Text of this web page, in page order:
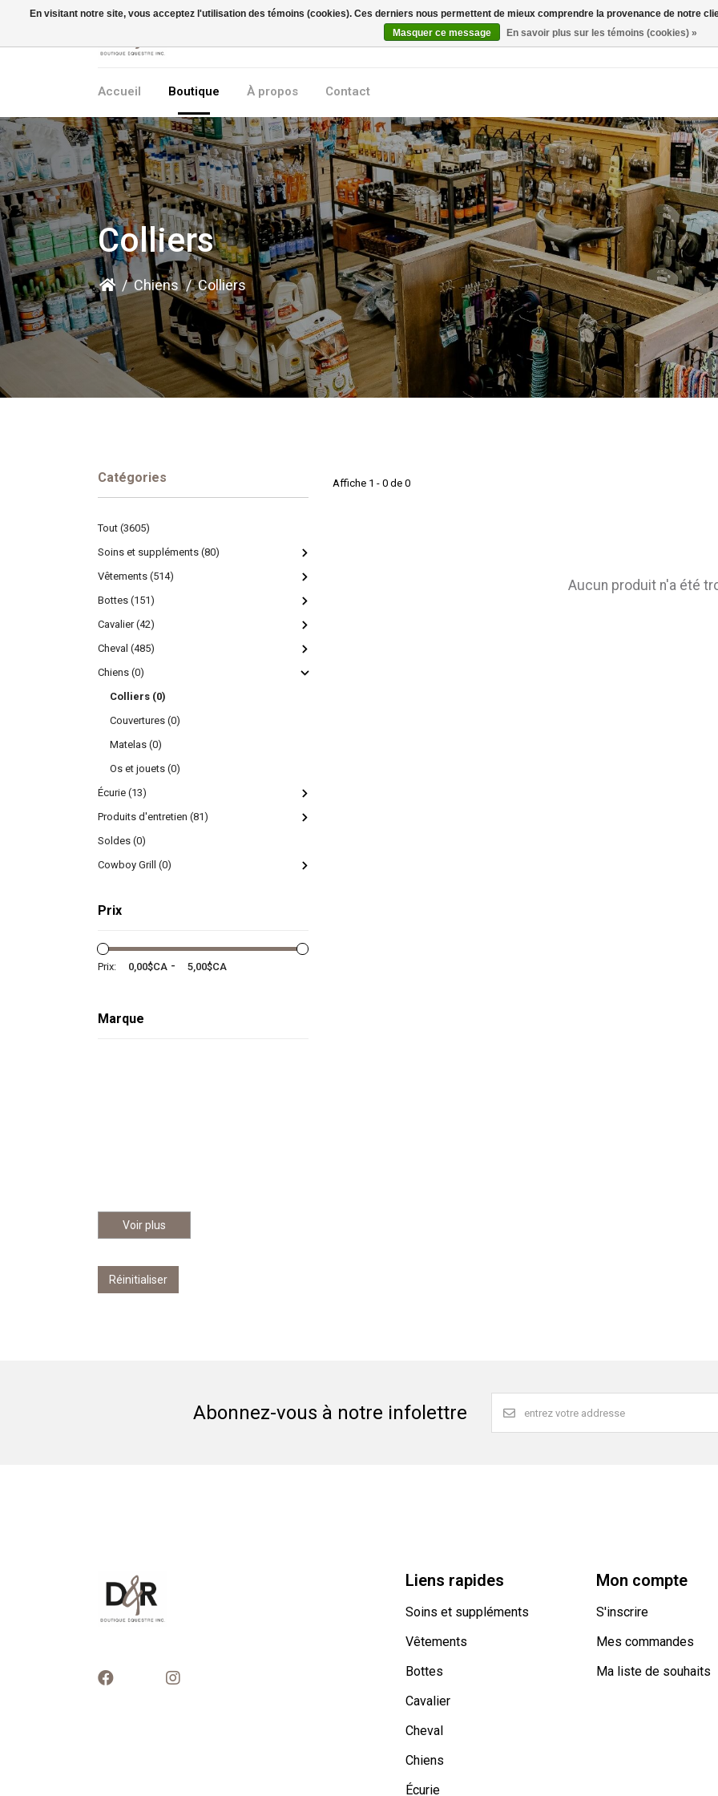
Rechercher
Accueil Boutique À propos Contact
Colliers
/ Chiens / Colliers
Catégories
Tout (3605)
Soins et suppléments (80)
Vêtements (514)
Bottes (151)
Cavalier (42)
Cheval (485)
Chiens (0)
Colliers (0)
Couvertures (0)
Matelas (0)
Os et jouets (0)
Écurie (13)
Produits d'entretien (81)
Soldes (0)
Cowboy Grill (0)
Prix
Prix: -
Marque
Voir plus
Réinitialiser
Affiche 1 - 0 de 0
Aucun produit n'a été
Abonnez-vous à notre infolettre
Liens rapides
Soins et suppléments
Vêtements
Bottes
Cavalier
Cheval
Chiens
Écurie
Mon compte
S'inscrire
Mes commandes
Ma liste de souhaits
En visitant notre site, vous acceptez l'utilisation des témoins (cookies). Ces derniers nous permettent de mieux comprendre la provenance de notre
Masquer ce message
En savoir plus sur les témoins (cookies) »